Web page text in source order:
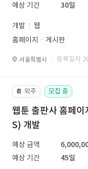
예상 기간
30일
개발
웹
홈페이지ㆍ게시판
서울특별시 · 등록일자
📔 외주 모집 중
웹툰 출판사 홈페
S) 개발
예상 금액
예상 기간
45일